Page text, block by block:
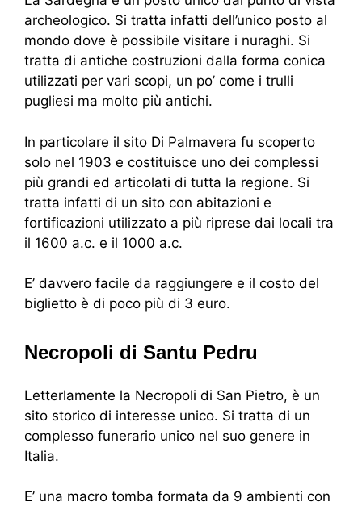
archeologico. Si tratta infatti dell’unico posto al
mondo dove è possibile visitare i nuraghi. Si
tratta di antiche costruzioni dalla forma conica
utilizzati per vari scopi, un po’ come i trulli
pugliesi ma molto più antichi.
In particolare il sito Di Palmavera fu scoperto
solo nel 1903 e costituisce uno dei complessi
più grandi ed articolati di tutta la regione. Si
tratta infatti di un sito con abitazioni e
fortificazioni utilizzato a più riprese dai locali tra
il 1600 a.c. e il 1000 a.c.
E’ davvero facile da raggiungere e il costo del
biglietto è di poco più di 3 euro.
Necropoli di Santu Pedru
Letterlamente la Necropoli di San Pietro, è un
sito storico di interesse unico. Si tratta di un
complesso funerario unico nel suo genere in
Italia.
E’ una macro tomba formata da 9 ambienti con